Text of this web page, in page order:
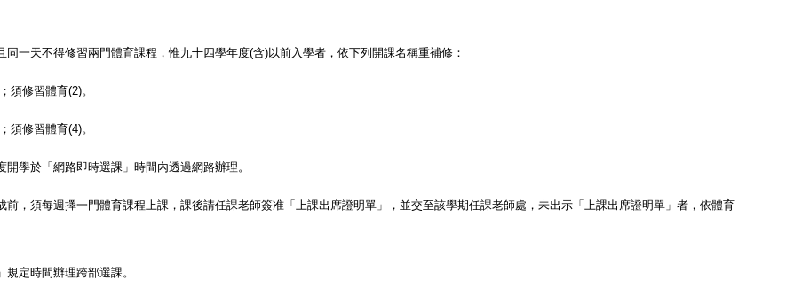
一天不得修習兩門體育課程，惟九十四學年度(含)以前入學者，依下列開課名稱重補修：
；須修習體育(2)。
；須修習體育(4)。
開學於「網路即時選課」時間內透過網路辦理。
，須每週擇一門體育課程上課，課後請任課老師簽准「上課出席證明單」，並交至該學期任課老師處，未出示「上課出席證明單」者，依體育
定時間辦理跨部選課。